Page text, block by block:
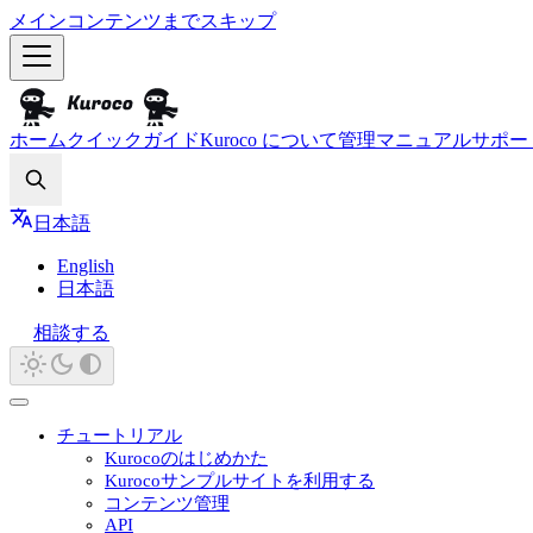
メインコンテンツまでスキップ
ホーム クイックガイドKuroco について管理マニュアルサポー
日本語
English
日本語
相談する
チュートリアル
Kurocoのはじめかた
Kurocoサンプルサイトを利用する
コンテンツ管理
API